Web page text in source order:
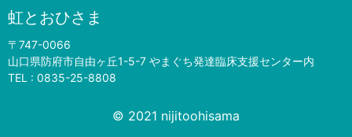
虹とおひさま
〒747-0066
山口県防府市自由ヶ丘1-5-7 やまぐち発達臨床支援センター内
TEL : 0835-25-8808
© 2021 nijitoohisama